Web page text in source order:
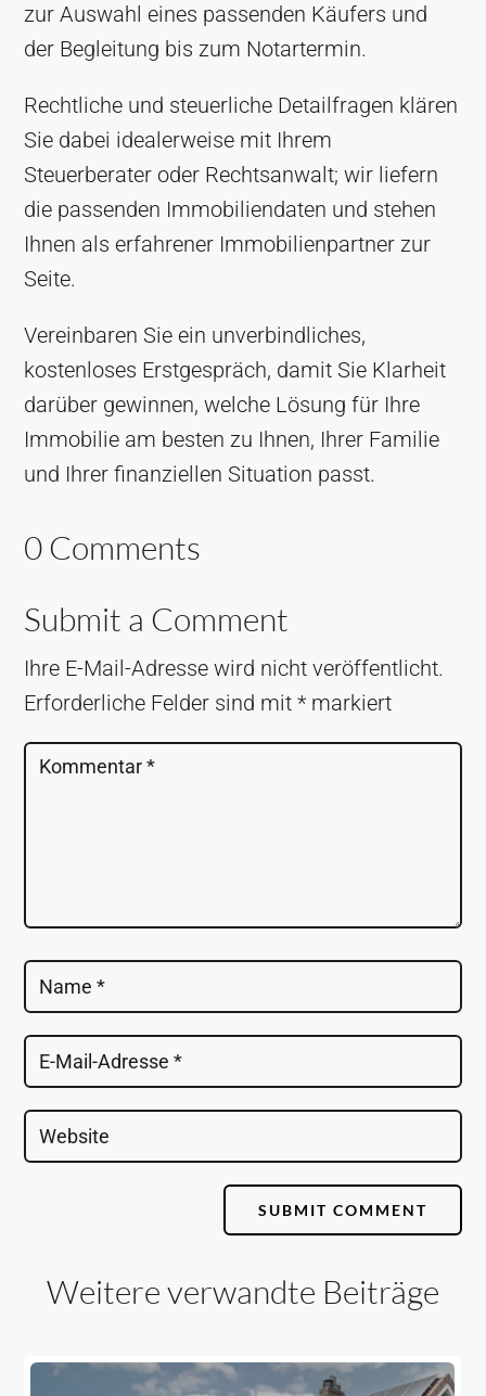
zur Auswahl eines passenden Käufers und
der Begleitung bis zum Notartermin.
Rechtliche und steuerliche Detailfragen klären
Sie dabei idealerweise mit Ihrem
Steuerberater oder Rechtsanwalt; wir liefern
die passenden Immobiliendaten und stehen
Ihnen als erfahrener Immobilienpartner zur
Seite.
Vereinbaren Sie ein unverbindliches,
kostenloses Erstgespräch, damit Sie Klarheit
darüber gewinnen, welche Lösung für Ihre
Immobilie am besten zu Ihnen, Ihrer Familie
und Ihrer finanziellen Situation passt.
0 Comments
Submit a Comment
Ihre E-Mail-Adresse wird nicht veröffentlicht.
Erforderliche Felder sind mit* markiert
SUBMIT COMMENT
Weitere verwandte Beiträge